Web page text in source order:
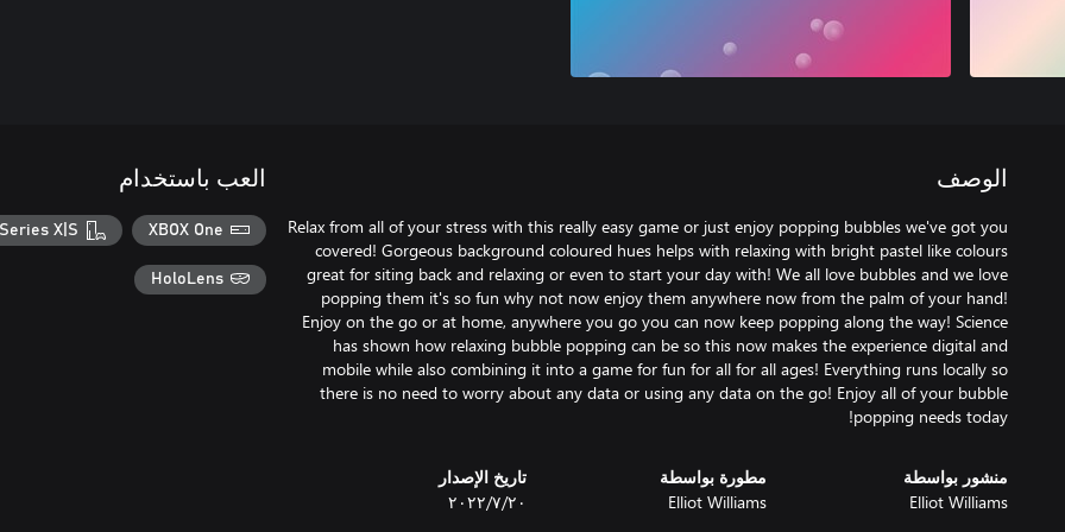
الوصف
Relax from all of your stress with this really easy game or just enjoy popping bubbles we've got you
covered! Gorgeous background coloured hues helps with relaxing with bright pastel like colours
great for siting back and relaxing or even to start your day with! We all love bubbles and we love
popping them it's so fun why not now enjoy them anywhere now from the palm of your hand!
Enjoy on the go or at home, anywhere you go you can now keep popping along the way! Science
has shown how relaxing bubble popping can be so this now makes the experience digital and
mobile while also combining it into a game for fun for all for all ages! Everything runs locally so
there is no need to worry about any data or using any data on the go! Enjoy all of your bubble
popping needs today!
منشور بواسطة
Elliot Williams
مطورة بواسطة
Elliot Williams
تاريخ الإصدار
٢٠‏/٧‏/٢٠٢٢
العب باستخدام
XBOX One
X|S
HoloLens